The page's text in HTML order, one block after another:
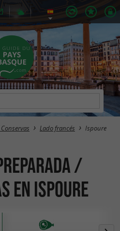
Lado francés Ispoure
/
en Ispoure